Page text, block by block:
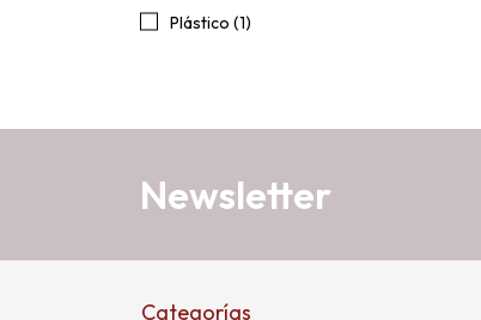
Plástico (1)
Newsletter
Categorías